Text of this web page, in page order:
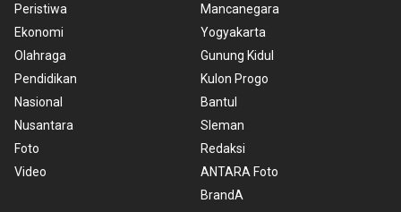
Peristiwa
Ekonomi
Olahraga
Pendidikan
Nasional
Nusantara
Foto
Video
Mancanegara
Yogyakarta
Gunung Kidul
Kulon Progo
Bantul
Sleman
Redaksi
ANTARA Foto
BrandA